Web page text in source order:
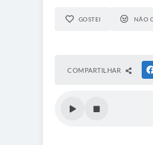
GOSTEI NÃO
COMPARTILHAR